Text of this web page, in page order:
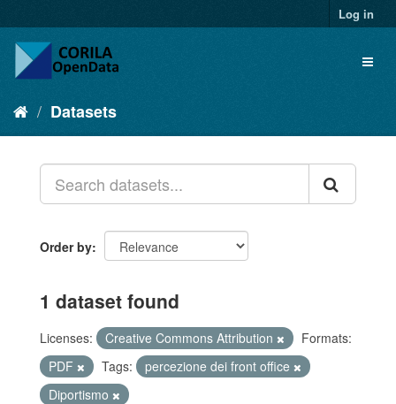
Log in
Datasets
Order by
1 dataset found
Licenses: Creative Commons Attribution
Formats:
PDF
Tags:
percezione dei front office
Diportismo